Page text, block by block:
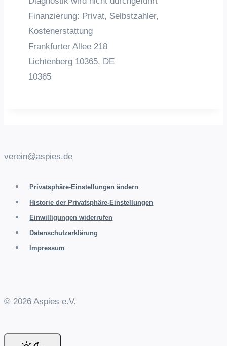
Finanzierung: Privat, Selbstzahler,
Kostenerstattung
Frankfurter Allee 218
Lichtenberg 10365, DE
10365
verein@aspies.de
Privatsphäre-Einstellungen ändern
Historie der Privatsphäre-Einstellungen
Einwilligungen widerrufen
Datenschutzerklärung
Impressum
© 2026 Aspies e.V.